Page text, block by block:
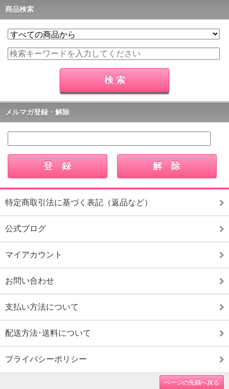
商品検索
メルマガ登録・解除
特定商取引法に基づく表記（返品など）
公式ブログ
マイアカウント
お問い合わせ
支払い方法について
配送方法･送料について
プライバシーポリシー
ページの先頭へ戻る